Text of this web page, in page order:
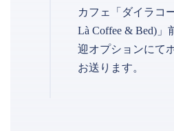
カフェ「ダイラコ
Là Coffee & Bed)」
迎オプションにて
お送ります。